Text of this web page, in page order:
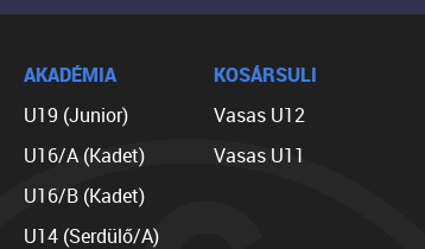
AKADÉMIA
U19 (Junior)
U16/A (Kadet)
U16/B (Kadet)
U14 (Serdülő/A)
KOSÁRSULI
Vasas U12
Vasas U11